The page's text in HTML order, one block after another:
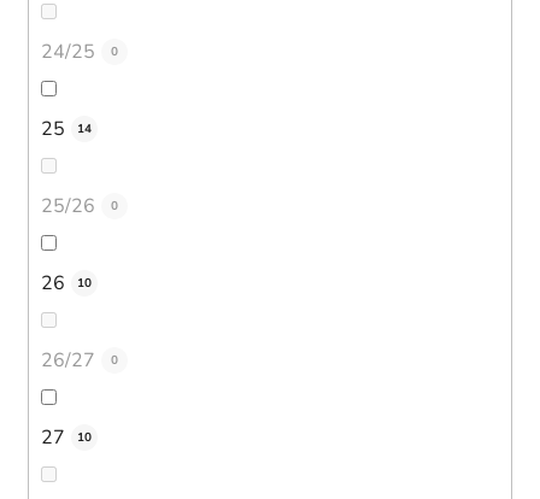
24/25 0
25 14
25/26 0
26 10
26/27 0
27 10